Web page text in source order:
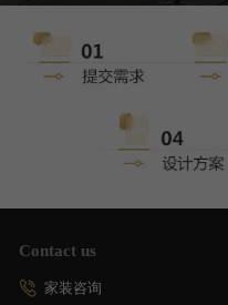
Contact us
家装咨询